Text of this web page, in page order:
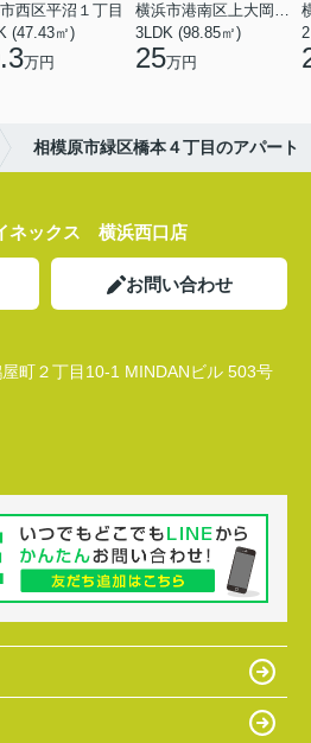
西区平沼１丁目
(47.43㎡)
万円
横浜市港南区上大岡東２丁目
3LDK (98.85㎡)
25万円
相模原市緑区橋本４丁目のアパート
ネックス 横浜西口店
お問い合わせ
町２丁目10-1 MINDANビル 503号